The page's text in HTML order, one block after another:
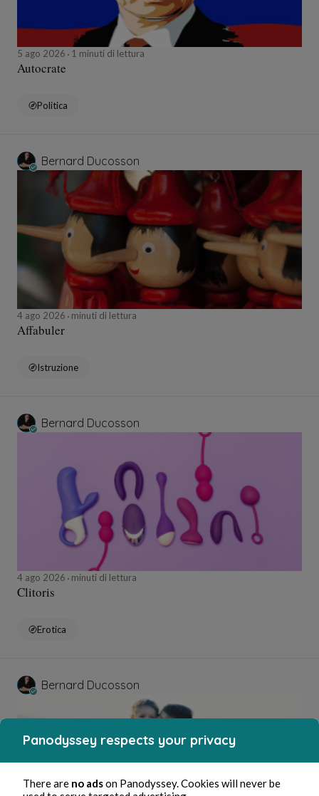
5 ago 2026 1 minuti di lettura
Autocrate
Politica
Bernard Ducosson
4 ago 2026 minuti di lettura
Affabuler
Istruzione
Bernard Ducosson
4 ago 2026 minuti di lettura
Clitoris
Erotica
Bernard Ducosson
Panodyssey respects your privacy
There are no adson Panodyssey. Cookies will never be